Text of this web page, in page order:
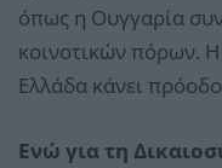
όπως η Ουγγαρία
κοινοτικών πόρων. Η
Ελλάδα κάνει
Ενώ για τη